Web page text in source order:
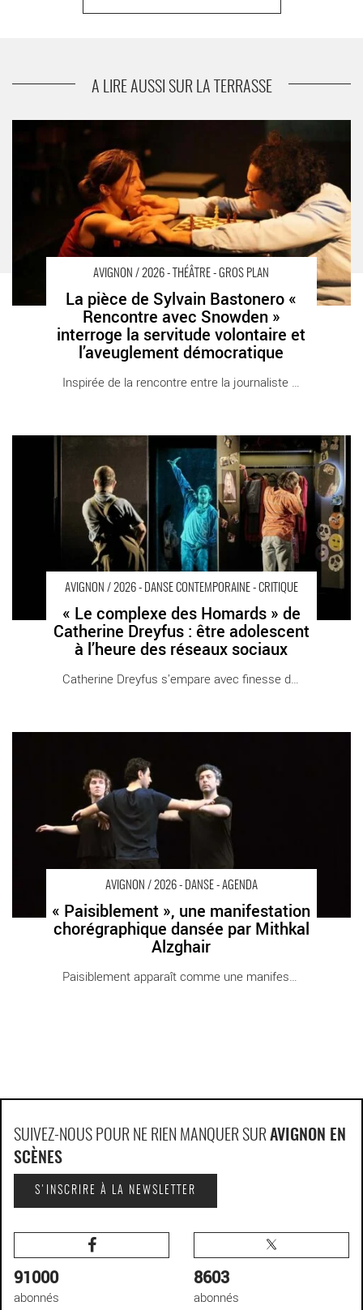
et à la Collection Lambert
A LIRE AUSSI SUR LA TERRASSE
AVIGNON / 2026 - THÉÂTRE - GROS PLAN
La pièce de Sylvain Bastonero «
Rencontre avec Snowden »
interroge la servitude volontaire et
l’aveuglement démocratique
Inspirée de la rencontre entre la journaliste [...]
La pièce de Sylvain Bastonero « Rencontre avec Snowden »
interroge la servitude volontaire et l’aveuglement démocratique -
Critique sortie Avignon / 2026 Avignon Avignon Off. La Factory
AVIGNON / 2026 - DANSE CONTEMPORAINE - CRITIQUE
« Le complexe des Homards » de
Catherine Dreyfus : être adolescent
à l’heure des réseaux sociaux
Catherine Dreyfus s’empare avec finesse de la [...]
« Le complexe des Homards » de Catherine Dreyfus : être
adolescent à l’heure des réseaux sociaux - Critique sortie
Avignon / 2026 Avignon Avignon Off. La Scierie
AVIGNON / 2026 - DANSE - AGENDA
« Paisiblement », une manifestation
chorégraphique dansée par Mithkal
Alzghair
Paisiblement apparaît comme une manifestation [...]
Mithkal Alzghair - Critique sortie Avignon / 2026 Avignon Avignon
Off. La Parenthèse
SUIVEZ-NOUS POUR NE RIEN MANQUER SUR AVIGNON EN
SCÈNES
S'INSCRIRE À LA NEWSLETTER
91000
abonnés
8603
abonnés